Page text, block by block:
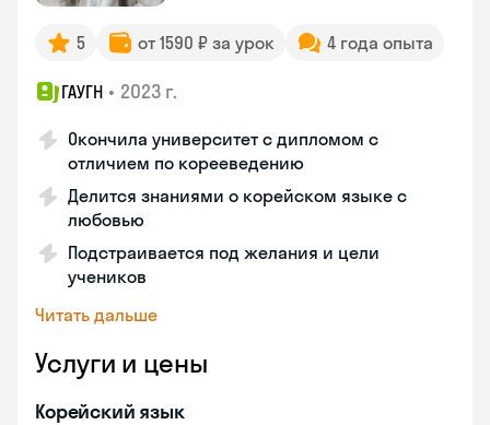
5 от 1590 ₽ за урок 4 года опыта
ГАУГН • 2023 г.
Окончила университет с дипломом с
отличием по корееведению
Делится знаниями о корейском языке с
любовью
Подстраивается под желания и цели
учеников
Читать дальше
Услуги и цены
Корейский язык